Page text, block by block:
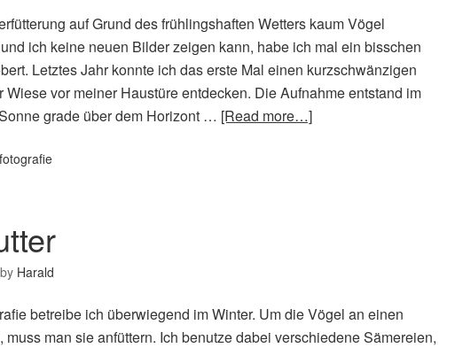
auf Grund des frühlingshaften Wetters kaum Vögel
ich keine neuen Bilder zeigen kann, habe ich mal ein bisschen
Letztes Jahr konnte ich das erste Mal einen kurzschwänzigen
Wiese vor meiner Haustüre entdecken. Die Aufnahme entstand im
grade über dem Horizont … [Read more…]
by Harald
betreibe ich überwiegend im Winter. Um die Vögel an einen
muss man sie anfüttern. Ich benutze dabei verschiedene Sämereien,